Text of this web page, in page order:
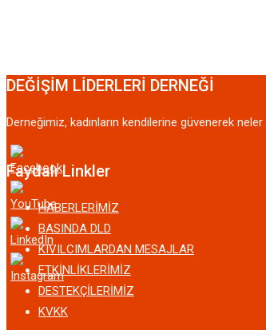
DEĞİŞİM LİDERLERİ DERNEĞİ
Derneğimiz, kadınların kendilerine güvenerek
Faydalı Linkler
HABERLERİMİZ
BASINDA DLD
KIVILCIMLARDAN MESAJLAR
ETKİNLİKLERİMİZ
DESTEKÇİLERİMİZ
KVKK